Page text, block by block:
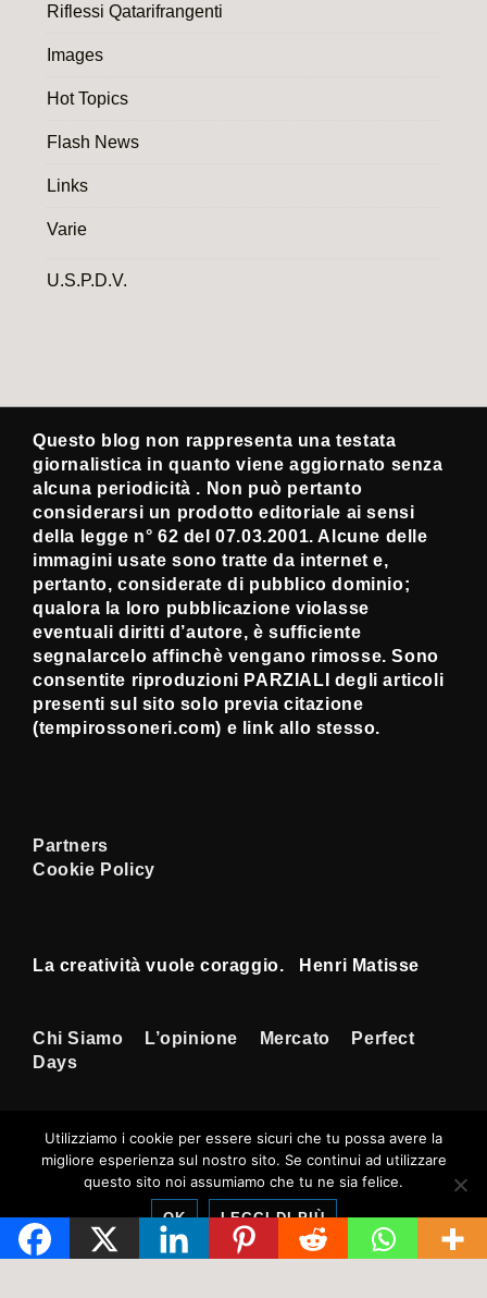
Riflessi Qatarifrangenti
Images
Hot Topics
Flash News
Links
Varie
U.S.P.D.V.
Questo blog non rappresenta una testata
giornalistica in quanto viene aggiornato senza
alcuna periodicità . Non può pertanto
considerarsi un prodotto editoriale ai sensi
della legge n° 62 del 07.03.2001. Alcune delle
immagini usate sono tratte da internet e,
pertanto, considerate di pubblico dominio;
qualora la loro pubblicazione violasse
eventuali diritti d’autore, è sufficiente
segnalarcelo affinchè vengano rimosse. Sono
consentite riproduzioni PARZIALI degli articoli
presenti sul sito solo previa citazione
(tempirossoneri.com) e link allo stesso.
Partners
Cookie Policy
La creatività vuole coraggio. Henri Matisse
Menu
Footer
Chi Siamo L’opinione Mercato
Perfect
Days
Copyright © 2026Tempi Rossoneri |
Sviluppato daTema responsive
Utilizziamo i cookie per essere sicuri che tu possa avere la
migliore esperienza sul nostro sito. Se continui ad utilizzare
questo sito noi assumiamo che tu ne sia felice.
OK LEGGI DI PIÙ